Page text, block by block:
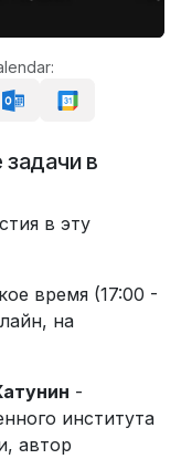
в
в эту
время (17:00 -
на
-
института
автор